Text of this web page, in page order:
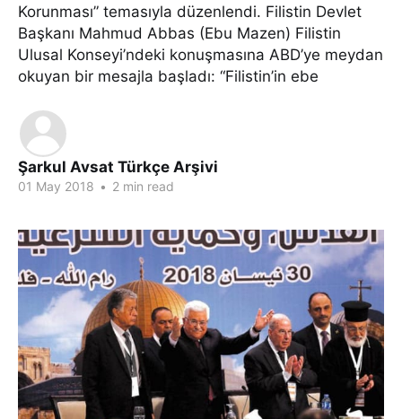
Korunması” temasıyla düzenlendi. Filistin Devlet
Başkanı Mahmud Abbas (Ebu Mazen) Filistin
Ulusal Konseyi’ndeki konuşmasına ABD’ye meydan
okuyan bir mesajla başladı: “Filistin’in ebe
Şarkul Avsat Türkçe Arşivi
01 May 2018 • 2 min read